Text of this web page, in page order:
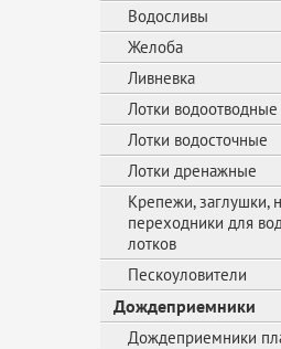
Водосливы
Желоба
Ливневка
Лотки водоотводные
Лотки водосточные
Лотки дренажные
Крепежи, заглушки,
переходники для
лотков
Пескоуловители
Дождеприемники
Дождеприемники